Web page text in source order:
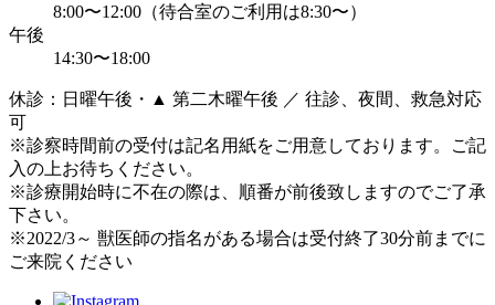
8:00〜12:00（待合室のご利用は8:30〜）
午後
14:30〜18:00
休診：日曜午後・▲ 第二木曜午後 ／ 往診、夜間、救急対応
可
※診察時間前の受付は記名用紙をご用意しております。ご記
入の上お待ちください。
※診療開始時に不在の際は、順番が前後致しますのでご了承
下さい。
※2022/3～ 獣医師の指名がある場合は受付終了30分前までに
ご来院ください